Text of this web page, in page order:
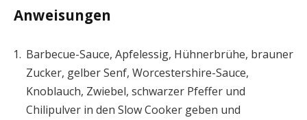
Anweisungen
Barbecue-Sauce, Apfelessig, Hühnerbrühe, brauner
Zucker, gelber Senf, Worcestershire-Sauce,
Knoblauch, Zwiebel, schwarzer Pfeffer und
Chilipulver in den Slow Cooker geben und